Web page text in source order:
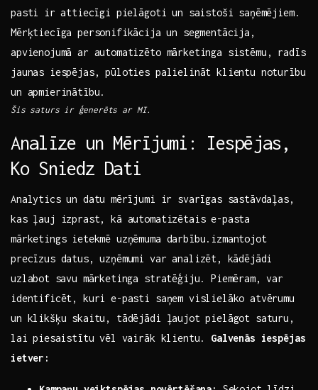
pasti ir ⁢attiecīgi pielāgoti un saistoši saņēmējiem.
Mērķtiecīga personifikācija ⁢un segmentācija,
apvienojumā ar automatizēto mārketinga sistēmu, radīs
jaunas iespējas, pūloties palielināt klientu noturību
un‌ apmierinātību.⁣
Šis saturs ⁤ir ģenerēts ar MI.
Analīze un Mērījumi: Iespējas,
Ko Sniedz Dati
Analytics un datu ⁤mērījumi ir svarīgas sastāvdaļas,
kas ļauj izprast,‌ kā automatizētais e-pasta
‌mārketings ietekmē uzņēmuma darbību.izmantojot
precīzus ​datus, uzņēmumi var analizēt, ⁣kādējādi‌
uzlabot⁤ savu mārketinga stratēģiju. Piemēram, var
identificēt, kuri e-pasti saņem vislielāko atvērumu
un klikšķu skaitu, tādējādi ļaujot pielāgot saturu,
lai⁣ piesaistītu vēl vairāk klientu. Galvenās iespējas
ietver: